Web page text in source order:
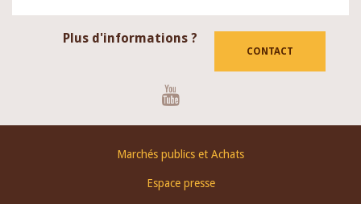
Plus d'informations ?
CONTACT
Marchés publics et Achats
Espace presse